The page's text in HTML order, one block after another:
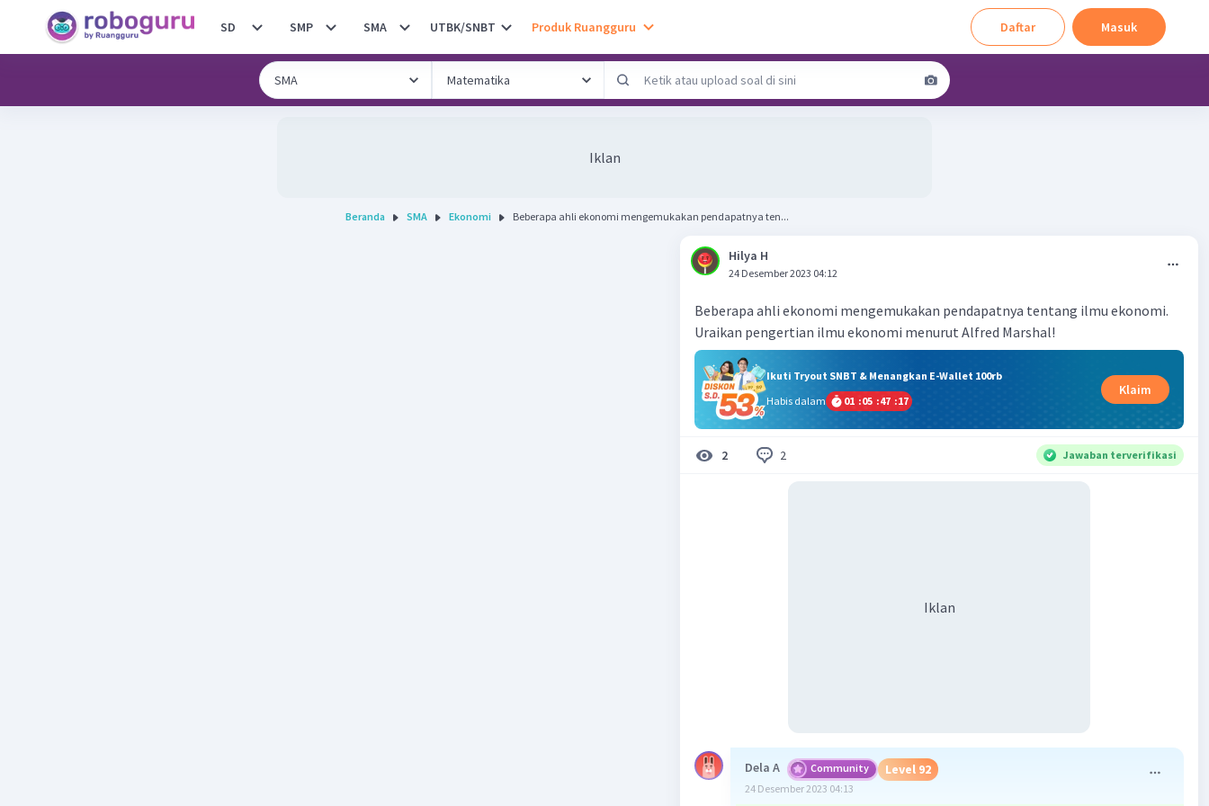
SD SMP SMA UTBK/SNBT Produk Ruangguru Daftar Masuk
Iklan
Beranda SMA Ekonomi Beberapa ahli ekonomi mengemukakan pendapatnya ten...
Hilya H
24 Desember 2023 04:12
Beberapa ahli ekonomi mengemukakan pendapatnya tentang ilmu ekonomi.
Uraikan pengertian ilmu ekonomi menurut Alfred Marshal!
Ikuti Tryout SNBT & Menangkan E-Wallet 100rb
Habis dalam
01 :05 :47 :16
Klaim
2 2 Jawaban terverifikasi
Iklan
Dela A Community Level 92
24 Desember 2023 04:13